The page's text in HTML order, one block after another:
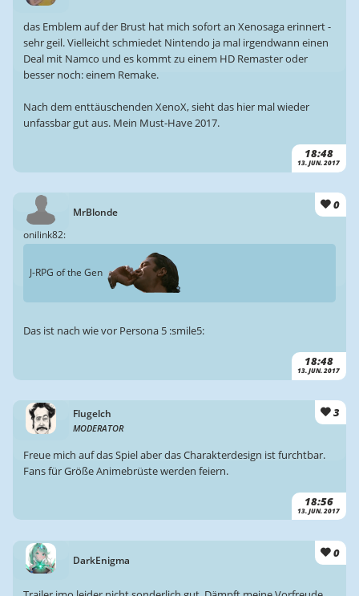
18:48
13. JUN. 2017
das Emblem auf der Brust hat mich sofort an Xenosaga erinnert -
sehr geil. Vielleicht schmiedet Nintendo ja mal irgendwann einen
Deal mit Namco und es kommt zu einem HD Remaster oder
besser noch: einem Remake.
Nach dem enttäuschenden XenoX, sieht das hier mal wieder
unfassbar gut aus. Mein Must-Have 2017.
MrBlonde 0
18:48
13. JUN. 2017
onilink82:
J-RPG of the Gen
Das ist nach wie vor Persona 5 :smile5:
Flugelch
MODERATOR
3
18:56
13. JUN. 2017
Freue mich auf das Spiel aber das Charakterdesign ist furchtbar.
Fans für Größe Animebrüste werden feiern.
DarkEnigma
0